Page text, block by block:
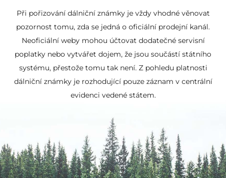
Při pořizování dálniční známky je vždy vhodné věnovat
pozornost tomu, zda se jedná o oficiální prodejní kanál.
Neoficiální weby mohou účtovat dodatečné servisní
poplatky nebo vytvářet dojem, že jsou součástí státního
systému, přestože tomu tak není. Z pohledu platnosti
dálniční známky je rozhodující pouze záznam v centrální
evidenci vedené státem.